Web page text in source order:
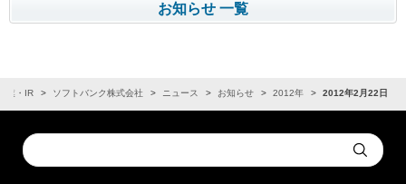
お知らせ 一覧
業・IR ソフトバンク株式会社 ニュース お知らせ 2012年 2012年2月22日
Conduct
a
Submit